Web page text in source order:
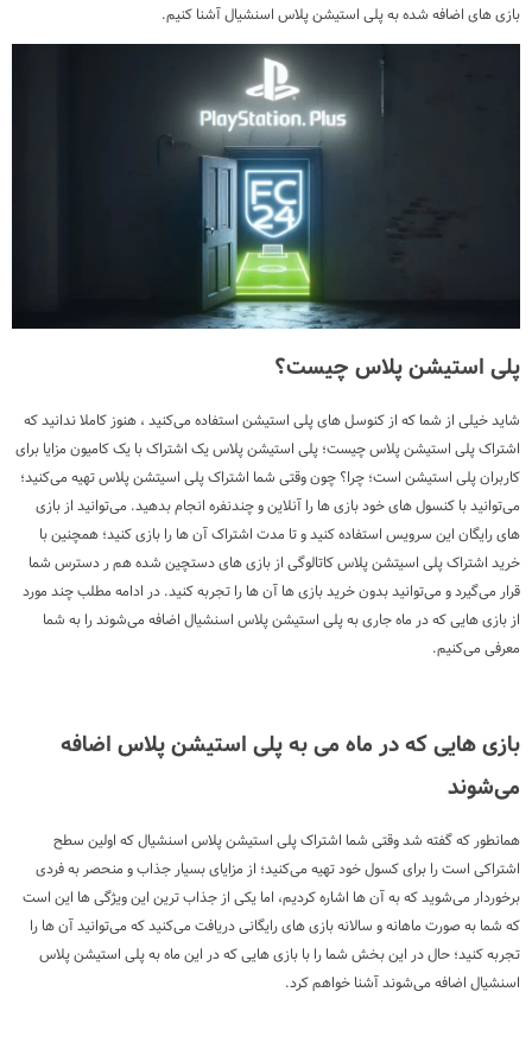
بازی های اضافه شده به پلی استیشن پلاس اسنشیال آشنا کنیم.
پلی استیشن پلاس چیست؟
شاید خیلی از شما که از کنوسل های پلی استیشن استفاده می‌کنید ، هنوز کاملا ندانید که
اشتراک پلی استیشن پلاس چیست؛ پلی استیشن پلاس یک اشتراک با یک کامیون مزایا برای
کاربران پلی استیشن است؛ چرا؟ چون وقتی شما اشتراک پلی اسیتشن پلاس تهیه می‌کنید؛
می‌توانید با کنسول های خود بازی ها را آنلاین و چندنفره انجام بدهید. می‌توانید از بازی
های رایگان این سرویس استفاده کنید و تا مدت اشتراک آن ها را بازی کنید؛ همچنین با
خرید اشتراک پلی اسیتشن پلاس کاتالوگی از بازی های دستچین شده هم ر دسترس شما
قرار می‌گیرد و می‌توانید بدون خرید بازی ها آن ها را تجربه کنید. در ادامه مطلب چند مورد
از بازی هایی که در ماه جاری به پلی استیشن پلاس اسنشیال اضافه می‌شوند را به شما
معرفی می‌کنیم.
بازی هایی که در ماه می به پلی استیشن پلاس اضافه
می‌شوند
همانطور که گفته شد وقتی شما اشتراک پلی استیشن پلاس اسنشیال که اولین سطح
اشتراکی است را برای کسول خود تهیه می‌کنید؛ از مزایای بسیار جذاب و منحصر به فردی
برخوردار می‌شوید که به آن ها اشاره کردیم، اما یکی از جذاب ترین این ویژگی ها این است
که شما به صورت ماهانه و سالانه بازی های رایگانی دریافت می‌کنید که می‌توانید آن ها را
تجربه کنید؛ حال در این بخش شما را با بازی هایی که در این ماه به پلی استیشن پلاس
اسنشیال اضافه می‌شوند آشنا خواهم کرد.